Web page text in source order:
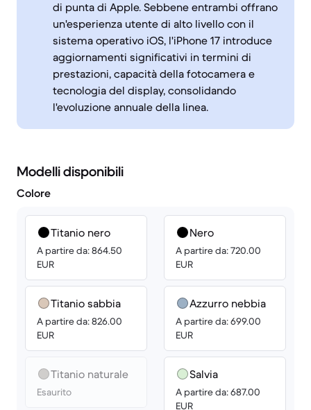
di punta di Apple. Sebbene entrambi offrano
un'esperienza utente di alto livello con il
sistema operativo iOS, l'iPhone 17 introduce
aggiornamenti significativi in termini di
prestazioni, capacità della fotocamera e
tecnologia del display, consolidando
l'evoluzione annuale della linea.
Modelli disponibili
Colore
Titanio nero
A partire da: 864.50
EUR
Titanio sabbia
A partire da: 826.00
EUR
Titanio naturale
Esaurito
Nero
A partire da: 720.00
EUR
Azzurro nebbia
A partire da: 699.00
EUR
Salvia
A partire da: 687.00
EUR